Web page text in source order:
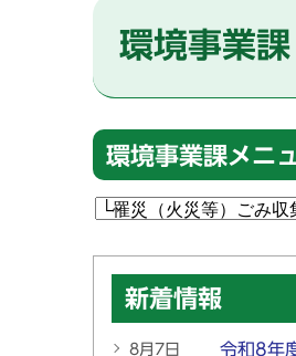
環境事業課
環境事業課メニ
新着情報
8月7日 令和8年